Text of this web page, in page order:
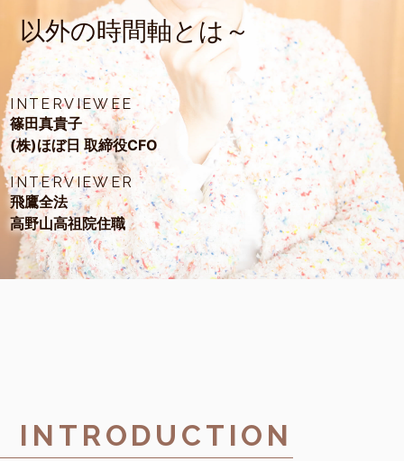
以外の時間軸とは～
INTERVIEWEE
篠田真貴子
(株)ほぼ日 取締役CFO
INTERVIEWER
飛鷹全法
高野山高祖院住職
INTRODUCTION